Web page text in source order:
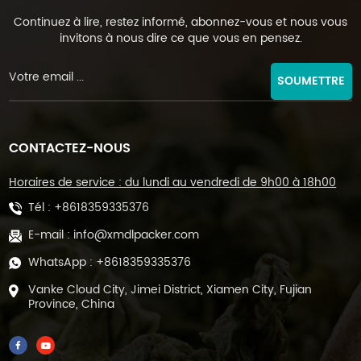
machines de conditionnement de thé en feuilles peuvent
offrir plus de flexibilité en termes de tailles et de styles
d'emballage. En conclusion, choisir la bonne machine de
conditionnement de thé nécessite un examen attentif de
l'échelle de production, des types d'emballage et du budget.
spécifiques et aide votre entreprise de thé à prospérer.
Continuez à lire, restez informé, abonnez-vous et nous vous
invitons à nous dire ce que vous en pensez.
SOUMETTRE
CONTACTEZ-NOUS
Horaires de service : du lundi au vendredi de 9h00 à 18h00
Tél : +8618359335376
E-mail : info@xmdlpacker.com
WhatsApp : +8618359335376
Vanke Cloud City, Jimei District, Xiamen City, Fujian
Province, China